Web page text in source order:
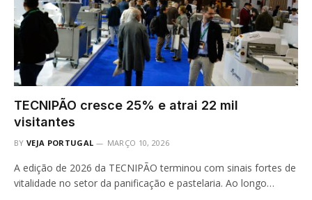
TECNIPÃO cresce 25% e atrai 22 mil
visitantes
BY VEJA PORTUGAL MARÇO 10, 2026
A edição de 2026 da TECNIPÃO terminou com sinais fortes de
vitalidade no setor da panificação e pastelaria. Ao longo…